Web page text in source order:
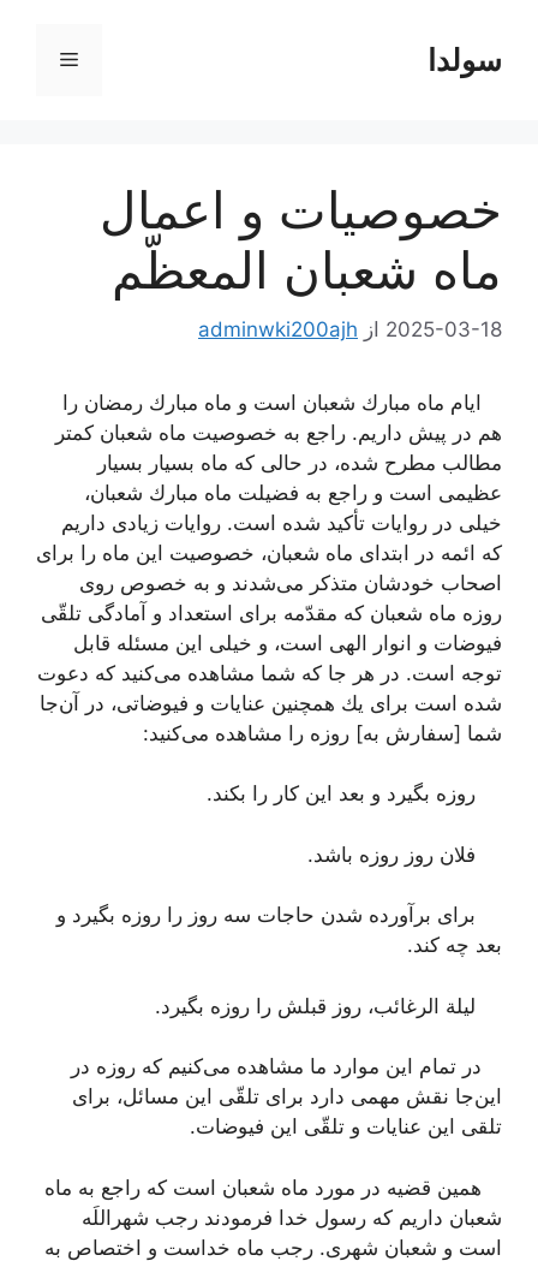
محتواسولدا فهرست
خصوصیات و اعمال
ماه شعبان المعظّم
2025-03-18 از adminwki200ajh
ایام ماه مبارك شعبان است و ماه مبارك رمضان را
هم در پیش داریم. راجع به خصوصیت ماه شعبان كمتر
مطالب مطرح شده، در حالی كه ماه بسیار بسیار
عظیمی است و راجع به فضیلت ماه مبارك شعبان،
خیلی در روایات تأكید شده است. روایات زیادی داریم
كه ائمه در ابتدای ماه شعبان، خصوصیت این ماه را برای
اصحاب خودشان متذكر می‌شدند و به خصوص روی
روزه ماه شعبان كه مقدّمه برای استعداد و آمادگی تلقّی
فیوضات و انوار الهی است، و خیلی این مسئله قابل
توجه است. در هر جا كه شما مشاهده می‌كنید كه دعوت
شده است برای یك همچنین عنایات و فیوضاتی، در آن‌جا
شما [سفارش به‌] روزه را مشاهده می‌كنید:
روزه بگیرد و بعد این كار را بكند.
فلان روز روزه باشد.
برای برآورده شدن حاجات سه روز را روزه بگیرد و
بعد چه كند.
لیلة الرغائب، روز قبلش را روزه بگیرد.
در تمام این موارد ما مشاهده می‌كنیم كه روزه در
این‌جا نقش مهمی دارد برای تلقّی این مسائل، برای
تلقی این عنایات و تلقّی این فیوضات.
همین قضیه در مورد ماه شعبان است كه راجع به ماه
شعبان داریم كه رسول خدا فرمودند رجب شهراللَه
است و شعبان شهری. رجب ماه خداست و اختصاص به